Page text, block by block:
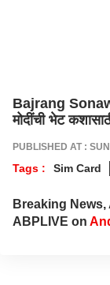
Bajrang
मोदींची भेट
PUBLISHED AT :
Tags : Sim Card
Breaking
ABPLIVE on